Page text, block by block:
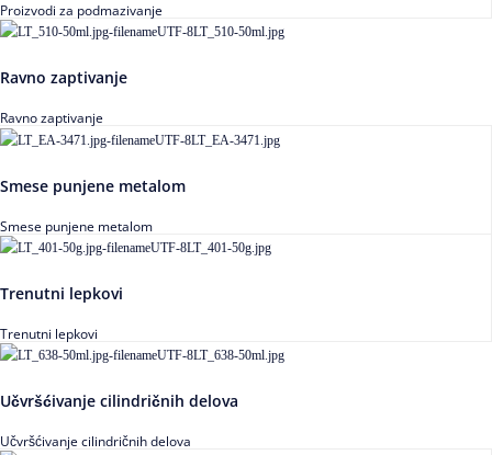
Proizvodi za podmazivanje
Ravno zaptivanje
Ravno zaptivanje
Smese punjene metalom
Smese punjene metalom
Trenutni lepkovi
Trenutni lepkovi
Učvršćivanje cilindričnih delova
Učvršćivanje cilindričnih delova